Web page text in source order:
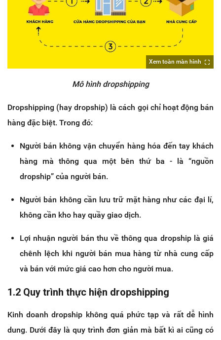
Xem toàn màn hình
Mô hình dropshipping
Dropshipping (hay dropship) là cách gọi chỉ hoạt động bán
hàng đặc biệt. Trong đó:
Người bán không vận chuyển hàng hóa đến tay khách
hàng mà thông qua một bên thứ ba - là “nguồn
dropship” của người bán.
Người bán không cần lưu trữ mặt hàng như các đại lí,
không cần kho hay quầy giao dịch.
Lợi nhuận người bán thu về thông qua dropship là giá
chênh lệch khi người bán mua hàng từ nhà cung cấp
và bán với mức giá cao hơn cho người mua.
1.2 Quy trình thực hiện dropshipping
Kinh doanh dropship không quá phức tạp và rất dễ hình
dung. Dưới đây là quy trình đơn giản mà bất kì ai cũng có